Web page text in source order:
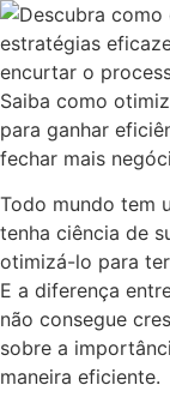
Saiba como
para ganhar
fechar mais
Todo mundo tem
tenha ciência de
otimizá-lo para
E a diferença
não consegue
sobre a
maneira eficiente.